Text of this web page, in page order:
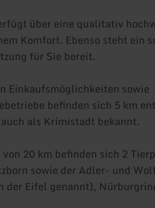
über eine qualitativ
Komfort. Ebenso steht ein
für Sie bereit.
Einkaufsmöglichkeiten sowie
befinden sich 5 km
als Krimistadt bekannt.
20 km befinden sich 2
sowie der Adler- und
der Eifel genannt),